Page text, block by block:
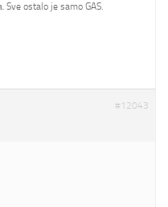
Sve ostalo je samo GAS.
#12043